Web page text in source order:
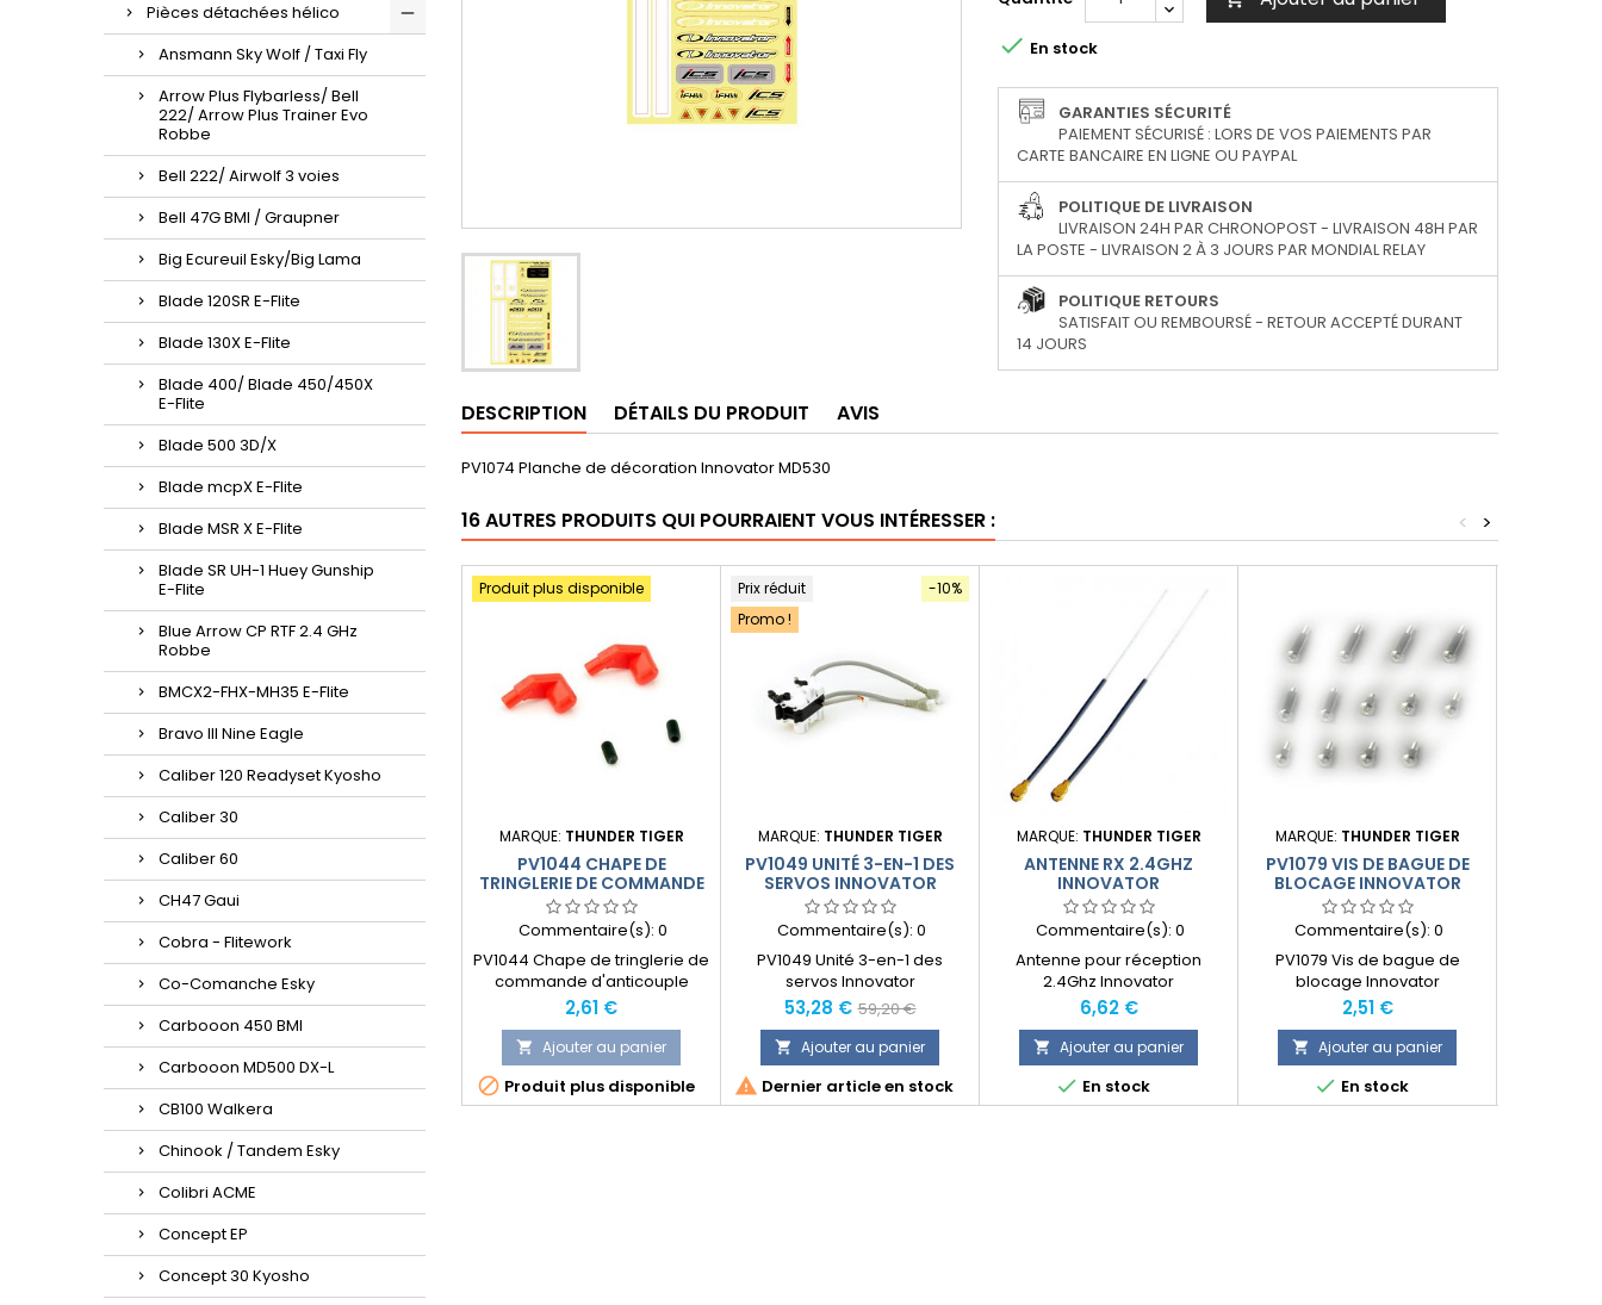
Pièces détachées hélico
Ansmann Sky Wolf / Taxi Fly
Arrow Plus Flybarless/ Bell
222/ Arrow Plus Trainer Evo
Robbe
Bell 222/ Airwolf 3 voies
Bell 47G BMI / Graupner
Big Ecureuil Esky/Big Lama
Blade 120SR E-Flite
Blade 130X E-Flite
Blade 400/ Blade 450/450X
E-Flite
Blade 500 3D/X
Blade mcpX E-Flite
Blade MSR X E-Flite
Blade SR UH-1 Huey Gunship
E-Flite
Blue Arrow CP RTF 2.4 GHz
Robbe
BMCX2-FHX-MH35 E-Flite
Bravo III Nine Eagle
Caliber 120 Readyset Kyosho
Caliber 30
Caliber 60
CH47 Gaui
Cobra - Flitework
Co-Comanche Esky
Carbooon 450 BMI
Carbooon MD500 DX-L
CB100 Walkera
Chinook / Tandem Esky
Colibri ACME
Concept EP
Concept 30 Kyosho
 En stock
GARANTIES SÉCURITÉ
PAIEMENT SÉCURISÉ : LORS DE VOS PAIEMENTS PAR
CARTE BANCAIRE EN LIGNE OU PAYPAL
POLITIQUE DE LIVRAISON
LIVRAISON 24H PAR CHRONOPOST - LIVRAISON 48H PAR
LA POSTE - LIVRAISON 2 À 3 JOURS PAR MONDIAL RELAY
POLITIQUE RETOURS
SATISFAIT OU REMBOURSÉ - RETOUR ACCEPTÉ DURANT
14 JOURS
DESCRIPTION DÉTAILS DU PRODUIT AVIS
PV1074 Planche de décoration Innovator MD530
16 AUTRES PRODUITS QUI POURRAIENT VOUS INTÉRESSER : >
<
Produit plus disponible
MARQUE: THUNDER TIGER
PV1044 CHAPE DE
TRINGLERIE DE COMMANDE
D'ANTICOUPLE INNOVATOR
Commentaire(s): 0
PV1044 Chape de tringlerie de
commande d'anticouple
Innovator
Prix
2,61 €
 Ajouter au panier
 Produit plus disponible
-10%
Prix réduit
Promo !
MARQUE: THUNDER TIGER
PV1049 UNITÉ 3-EN-1 DES
SERVOS INNOVATOR
Commentaire(s): 0
PV1049 Unité 3-en-1 des
servos Innovator
Prix
53,28 € Prix
normal
59,20 €
 Ajouter au panier
 Dernier article en stock
MARQUE: THUNDER TIGER
ANTENNE RX 2.4GHZ
INNOVATOR
Commentaire(s): 0
Antenne pour réception
2.4Ghz Innovator
Prix
6,62 €
 Ajouter au panier
 En stock
MARQUE: THUNDER TIGER
PV1079 VIS DE BAGUE DE
BLOCAGE INNOVATOR
Commentaire(s): 0
PV1079 Vis de bague de
blocage Innovator
Prix
2,51 €
 Ajouter au panier
 En stock